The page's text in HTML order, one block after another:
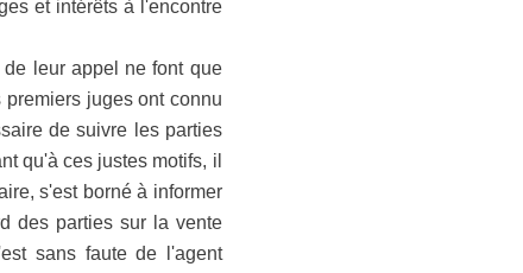
et intérêts à l'encontre
leur appel ne font que
juges ont connu
de suivre les parties
qu'à ces justes motifs, il
s'est borné à informer
des parties sur la vente
sans faute de l'agent